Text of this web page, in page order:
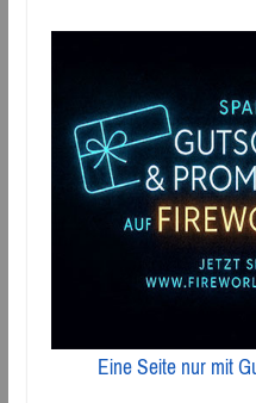
Eine Seite nur mit